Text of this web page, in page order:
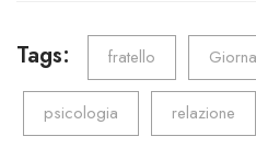
o
ok
tt
er
ail e
dI
n
ts
A
p
p
Tags: fratello
psicologia relazione